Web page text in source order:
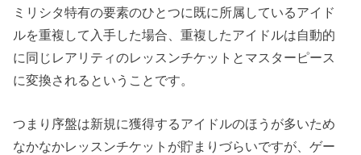
ミリシタ特有の要素のひとつに既に所属しているアイド
ルを重複して入手した場合、重複したアイドルは自動的
に同じレアリティのレッスンチケットとマスターピース
に変換されるということです。
つまり序盤は新規に獲得するアイドルのほうが多いため
なかなかレッスンチケットが貯まりづらいですが、ゲー